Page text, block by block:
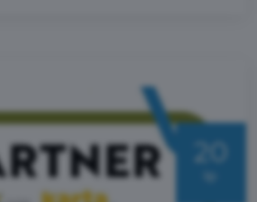
20